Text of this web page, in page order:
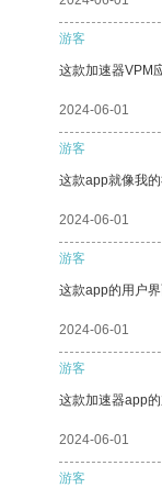
游客
这款加速器VPM
2024-06-01
游客
这款app就像我
2024-06-01
游客
这款app的用户
2024-06-01
游客
这款加速器app
2024-06-01
游客